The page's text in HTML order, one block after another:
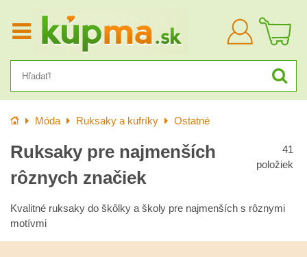
Prihlásiť
sa
Úvod Móda Ruksaky a kufríky Ostatné
Ruksaky pre najmenších
rôznych značiek
41
položiek
Kvalitné ruksaky do škôlky a školy pre najmenších s rôznymi
motívmi